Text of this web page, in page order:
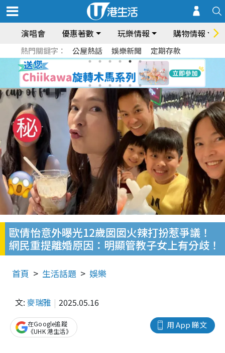
演唱會 優惠著數 玩樂情報 購物情報
熱門關鍵字： 公屋熱話 娛樂新聞 定期存款
歐倩怡意外曝光12歲囡囡火辣打扮惹爭議！
網民重提離婚原因：明顯管教子女上有分歧！
首頁 生活話題 娛樂
文: 麥瑞雅 2025.05.16
用 App 睇文
在Google追蹤
《UHK 港生活》